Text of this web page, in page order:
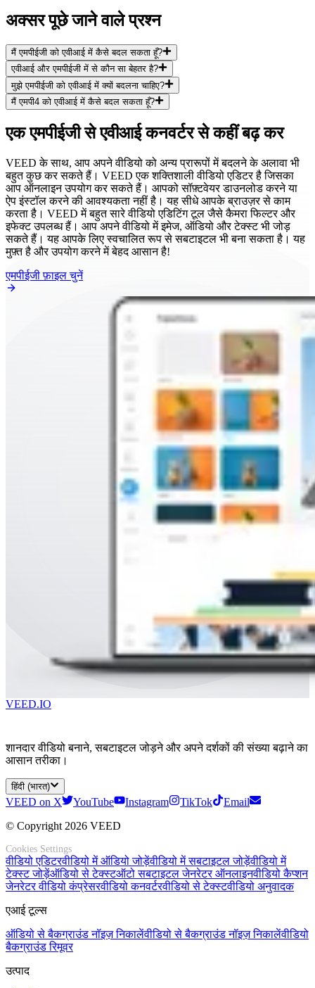
अक्सर पूछे जाने वाले प्रश्न
मैं एमपीईजी को एवीआई में कैसे बदल सकता हूँ?
एवीआई और एमपीईजी में से कौन सा बेहतर है?
मुझे एमपीईजी को एवीआई में क्यों बदलना चाहिए?
मैं एमपी4 को एवीआई में कैसे बदल सकता हूँ?
एक एमपीईजी से एवीआई कनवर्टर से कहीं बढ़ कर
VEED के साथ, आप अपने वीडियो को अन्य प्रारूपों में बदलने के अलावा भी
बहुत कुछ कर सकते हैं। VEED एक शक्तिशाली वीडियो एडिटर है जिसका
आप ऑनलाइन उपयोग कर सकते हैं। आपको सॉफ़्टवेयर डाउनलोड करने या
ऐप इंस्टॉल करने की आवश्यकता नहीं है। यह सीधे आपके ब्राउज़र से काम
करता है। VEED में बहुत सारे वीडियो एडिटिंग टूल जैसे कैमरा फिल्टर और
इफेक्ट उपलब्ध हैं। आप अपने वीडियो में इमेज, ऑडियो और टेक्स्ट भी जोड़
सकते हैं। यह आपके लिए स्वचालित रूप से सबटाइटल भी बना सकता है। यह
मुफ़्त है और उपयोग करने में बेहद आसान है!
एमपीईजी फ़ाइल चुनें
VEED.IO
शानदार वीडियो बनाने, सबटाइटल जोड़ने और अपने दर्शकों की संख्या बढ़ाने का
आसान तरीका।
हिंदी (भारत)
VEED on X YouTube Instagram TikTok
Email
© Copyright 2026 VEED
Cookies Settings
वीडियो एडिटरवीडियो में ऑडियो जोड़ेंवीडियो में सबटाइटल जोड़ेंवीडियो में
टेक्स्ट जोड़ेंऑडियो से टेक्स्टऑटो सबटाइटल जेनरेटर ऑनलाइनवीडियो कैप्शन
जेनरेटरवीडियो कंप्रेसरवीडियो कनवर्टरवीडियो से टेक्स्टवीडियो अनुवादक
एआई टूल्स
ऑडियो से बैकग्राउंड नॉइज़ निकालेंवीडियो से बैकग्राउंड नॉइज़ निकालेंवीडियो
बैकग्राउंड रिमूवर
उत्पाद